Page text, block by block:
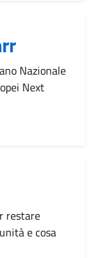
Nazionale
Next
restare
e cosa